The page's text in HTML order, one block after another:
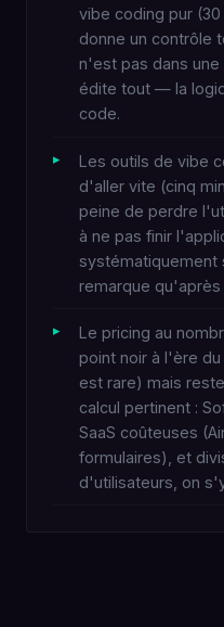
vibe coding pur (30
donne un contrôle
n'est pas dans
édite tout — la
code.
Les outils de vibe
d'aller vite (cinq
peine de perdre
à ne pas finir
systématiquement
remarque qu'après
Le pricing au
point noir à l'ère
est rare) mais
calcul pertinent :
SaaS coûteuses
formulaires), et
d'utilisateurs, on